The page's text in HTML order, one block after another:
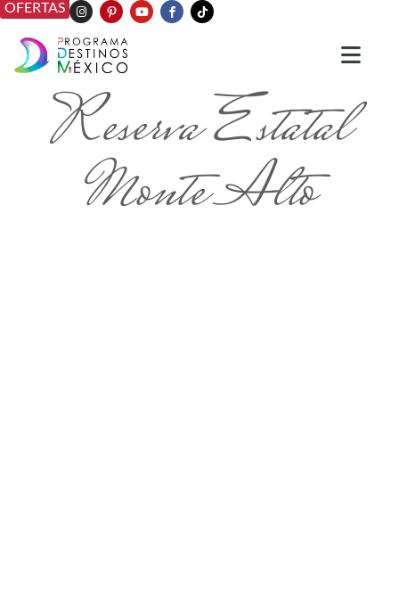
OFERTAS
Reserva Estatal
Monte Alto